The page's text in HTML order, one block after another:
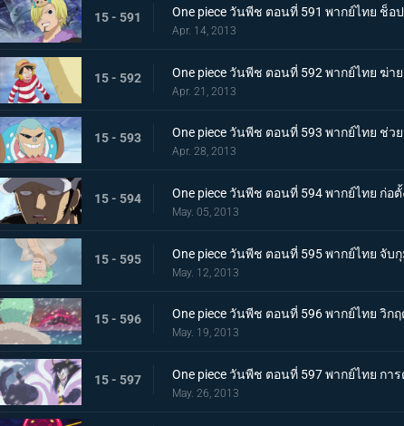
15 - 591 One piece วันพีช ตอนที่ 591 พากย์ไทย ช็อ
Apr. 14, 2013
15 - 592 One piece วันพีช ตอนที่ 592 พากย์ไทย ฆ่
Apr. 21, 2013
15 - 593 One piece วันพีช ตอนที่ 593 พากย์ไทย ช่
Apr. 28, 2013
15 - 594 One piece วันพีช ตอนที่ 594 พากย์ไทย ก่
May. 05, 2013
15 - 595 One piece วันพีช ตอนที่ 595 พากย์ไทย จั
May. 12, 2013
15 - 596 One piece วันพีช ตอนที่ 596 พากย์ไทย วิ
May. 19, 2013
15 - 597 One piece วันพีช ตอนที่ 597 พากย์ไทย ก
May. 26, 2013